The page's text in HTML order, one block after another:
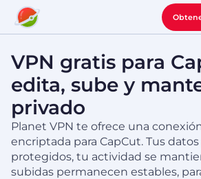
VPN gratis para
edita, sube y
privado
Planet VPN te ofrece una
encriptada para CapCut. Tus
protegidos, tu actividad se
subidas permanecen estables,